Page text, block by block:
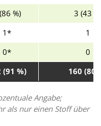
%)
3 (43
1*
1
0*
0
(91 %) 160 (80
Angabe;
als nur einen Stoff über